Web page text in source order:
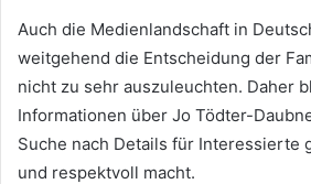
Auch die Medienlandschaft in
weitgehend die Entscheidung der
nicht zu sehr auszuleuchten. Daher
Informationen über Jo Tödter-
Suche nach Details für Interessierte
und respektvoll macht.